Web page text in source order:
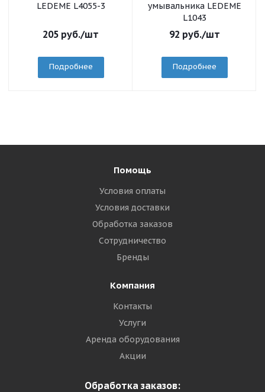
LEDEME L4055-3
205 руб./шт
Подробнее
умывальника LEDEME
L1043
92 руб./шт
Подробнее
Помощь
Условия оплаты
Условия доставки
Обработка заказов
Сотрудничество
Бренды
Компания
Контакты
Услуги
Аренда оборудования
Акции
Обработка заказов: